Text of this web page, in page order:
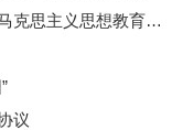
伟大征程丨延安整风：一次深刻的马克思主义思想教育运动
议